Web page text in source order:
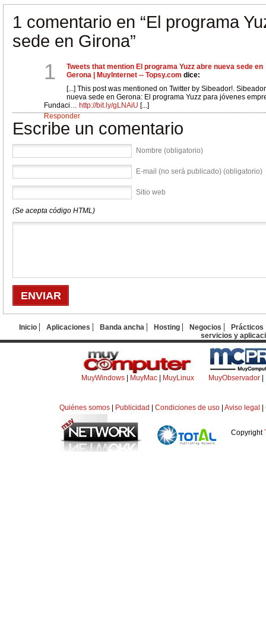
1 comentario en “El programa
sede en Girona”
1
Tweets that mention El programa Yuzz abre nueva sede en
Gerona | MuyInternet -- Topsy.com dice:
[...] This post was mentioned on Twitter by Sibeador!.
nueva sede en Gerona: El programa Yuzz para jóvenes
Fundaci… http://bit.ly/gLNAiU [...]
Responder
Escribe un comentario
Nombre (obligatorio)
E-mail (no será publicado) (obligatorio)
Sitio web
(Se acepta código HTML)
Inicio Aplicaciones Banda ancha Hosting Negocios
Prácticos
servicios y
MuyWindows MuyMac MuyLinux MuyObservador
Quiénes somos Publicidad Condiciones de uso Aviso legal
Copyright